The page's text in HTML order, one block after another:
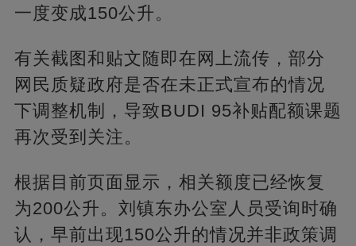
一度变成150公升。
有关截图和贴文随即在网上流传，部分
网民质疑政府是否在未正式宣布的情况
下调整机制，导致BUDI 95补贴配额课题
再次受到关注。
根据目前页面显示，相关额度已经恢复
为200公升。刘镇东办公室人员受询时确
认，早前出现150公升的情况并非政策调